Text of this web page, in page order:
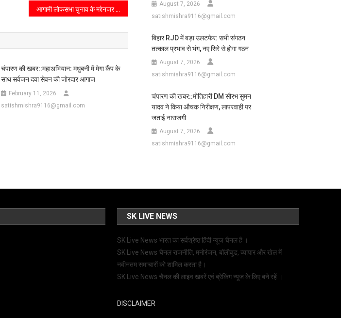
चंपारण की खबर::महाअभियान: मधुबनी में मेगा कैंप के
साथ सर्वजन दवा सेवन की जोरदार आगाज
February 11, 2026
satishmishra9116@gmail.com
August 7, 2026
satishmishra9116@gmail.com
बिहार RJD में बड़ा उलटफेर: सभी संगठन
तत्काल प्रभाव से भंग, नए सिरे से होगा गठन
August 7, 2026
satishmishra9116@gmail.com
चंपारण की खबर::मोतिहारी DM सौरभ सुमन
यादव ने किया औचक निरीक्षण, लापरवाही पर
जताई नाराजगी
August 7, 2026
satishmishra9116@gmail.com
SK LIVE NEWS
SK Live News भारत का सर्वश्रेष्ठ हिंदी न्‍यूज चैनल है ।
SK Live News चैनल राजनीति, मनोरंजन, बॉलीवुड, व्यापार और खेल में
नवीनतम समाचारों को शामिल करता है।
SK Live News चैनल की लाइव खबरें एवं ब्रेकिंग न्यूज के लिए बने रहें ।
DISCLAIMER